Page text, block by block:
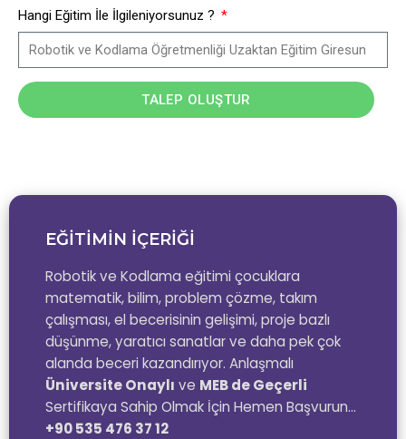
EĞİTİMİN İÇERİĞİ
Robotik ve Kodlama eğitimi çocuklara
matematik, bilim, problem çözme, takım
çalışması, el becerisinin gelişimi, proje bazlı
düşünme, yaratıcı sanatlar ve daha pek çok
alanda beceri kazandırıyor. Anlaşmalı
Üniversite Onaylı ve MEB de Geçerli
Sertifikaya Sahip Olmak İçin Hemen Başvurun…
+90 535 476 37 12
Hangi Eğitim İle İlgileniyorsunuz ?
TALEP OLUŞTUR